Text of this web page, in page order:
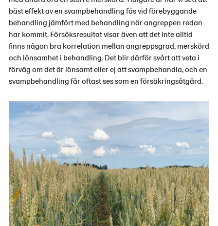
bäst effekt av en svampbehandling fås vid förebyggande
behandling jämfört med behandling när angreppen redan
har kommit. Försöksresultat visar även att det inte alltid
finns någon bra korrelation mellan angreppsgrad, merskörd
och lönsamhet i behandling. Det blir därför svårt att veta i
förväg om det är lönsamt eller ej att svampbehandla, och en
svampbehandling får oftast ses som en försäkringsåtgärd.